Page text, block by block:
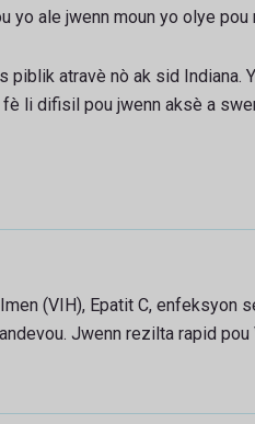
ale jwenn moun yo olye pou
piblik atravè nò ak sid
difisil pou jwenn aksè a
(VIH), Epatit C, enfeksyon
Jwenn rezilta rapid